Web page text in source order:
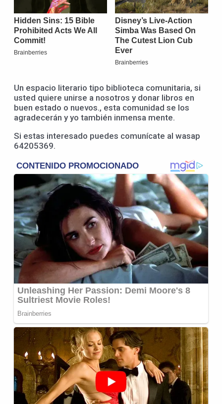
Un espacio literario tipo biblioteca comunitaria, si
usted quiere unirse a nosotros y donar libros en
buen estado o nuevos., esta comunidad se los
agradecerán y yo también inmensa mente.
Si estas interesado puedes comunícate al wasap
64205369.